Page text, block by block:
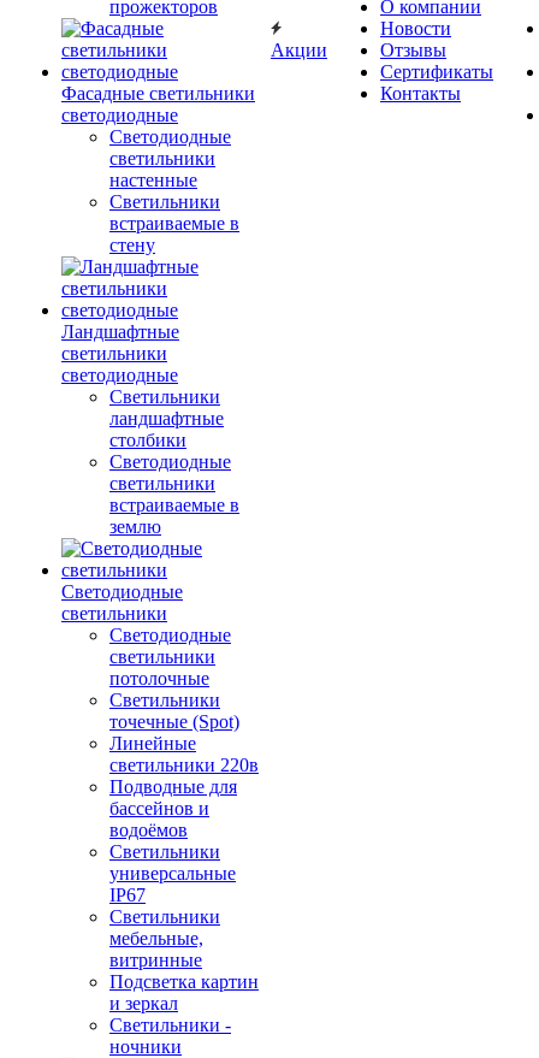
прожекторов
Фасадные светильники
светодиодные
Светодиодные
светильники
настенные
Светильники
встраиваемые в
стену
Ландшафтные
светильники
светодиодные
Светильники
ландшафтные
столбики
Светодиодные
светильники
встраиваемые в
землю
Светодиодные
светильники
Светодиодные
светильники
потолочные
Светильники
точечные (Spot)
Линейные
светильники 220в
Подводные для
бассейнов и
водоёмов
Светильники
универсальные
IP67
Светильники
мебельные,
витринные
Подсветка картин
и зеркал
Светильники -
ночники
Акции
О компании
Новости
Отзывы
Сертификаты
Контакты